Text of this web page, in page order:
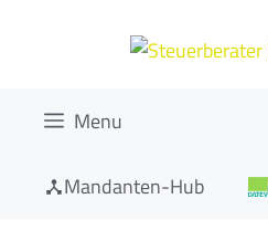
Menu
Mandanten-Hub